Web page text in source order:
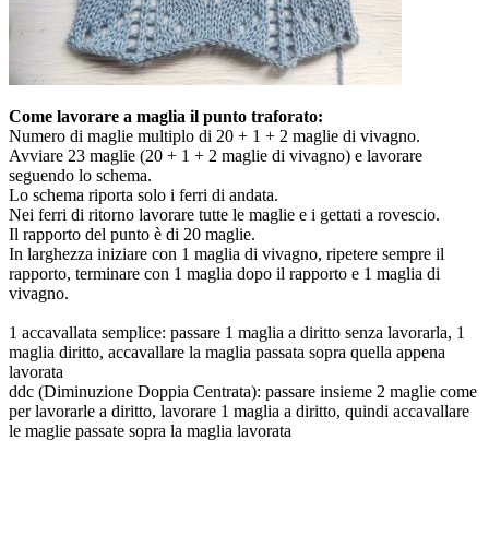
Come lavorare a maglia il punto traforato:
Numero di maglie multiplo di 20 + 1 + 2 maglie di vivagno.
Avviare 23 maglie (20 + 1 + 2 maglie di vivagno) e lavorare
seguendo lo schema.
Lo schema riporta solo i ferri di andata.
Nei ferri di ritorno lavorare tutte le maglie e i gettati a rovescio.
Il rapporto del punto è di 20 maglie.
In larghezza iniziare con 1 maglia di vivagno, ripetere sempre il
rapporto, terminare con 1 maglia dopo il rapporto e 1 maglia di
vivagno.
1 accavallata semplice: passare 1 maglia a diritto senza lavorarla, 1
maglia diritto, accavallare la maglia passata sopra quella appena
lavorata
ddc (Diminuzione Doppia Centrata): passare insieme 2 maglie come
per lavorarle a diritto, lavorare 1 maglia a diritto, quindi accavallare
le maglie passate sopra la maglia lavorata